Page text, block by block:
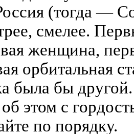
(тогда —
смелее.
женщина,
орбитальная
была бы
этом с
по порядку.